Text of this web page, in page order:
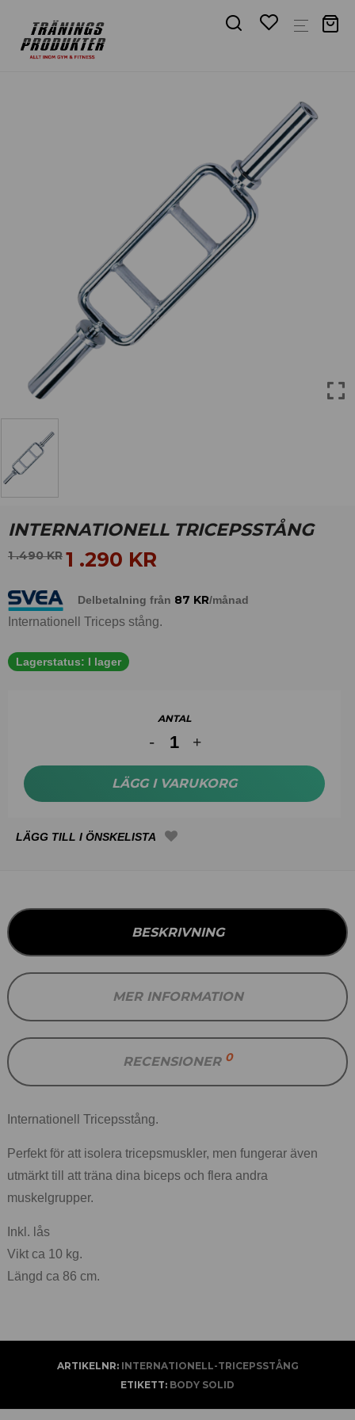
INTERNATIONELL TRICEPSSTÅNG
1 .490KR 1 .290 KR
Delbetalning från 87 KR/månad
Internationell Triceps stång.
Lagerstatus: I lager
ANTAL
LÄGG I VARUKORG
BESKRIVNING
MER INFORMATION
RECENSIONER 0
Internationell Tricepsstång.
Perfekt för att isolera tricepsmuskler, men fungerar även
utmärkt till att träna dina biceps och flera andra
muskelgrupper.
Inkl. lås
Vikt ca 10 kg.
Längd ca 86 cm.
ARTIKELNR: INTERNATIONELL-TRICEPSSTÅNG
ETIKETT: BODY SOLID